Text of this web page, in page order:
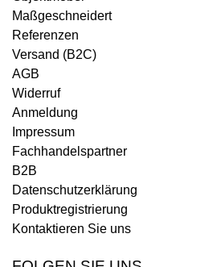
Maßgeschneidert
Referenzen
Versand (B2C)
AGB
Widerruf
Anmeldung
Impressum
Fachhandelspartner
B2B
Datenschutzerklärung
Produktregistrierung
Kontaktieren Sie uns